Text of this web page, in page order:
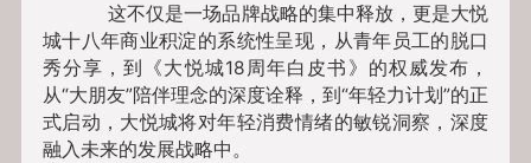
这不仅是一场品牌战略的集中释放，更是大悦
城十八年商业积淀的系统性呈现，从青年员工的脱口
秀分享，到《大悦城18周年白皮书》的权威发布，
从“大朋友”陪伴理念的深度诠释，到“年轻力计划”的正
式启动，大悦城将对年轻消费情绪的敏锐洞察，深度
融入未来的发展战略中。